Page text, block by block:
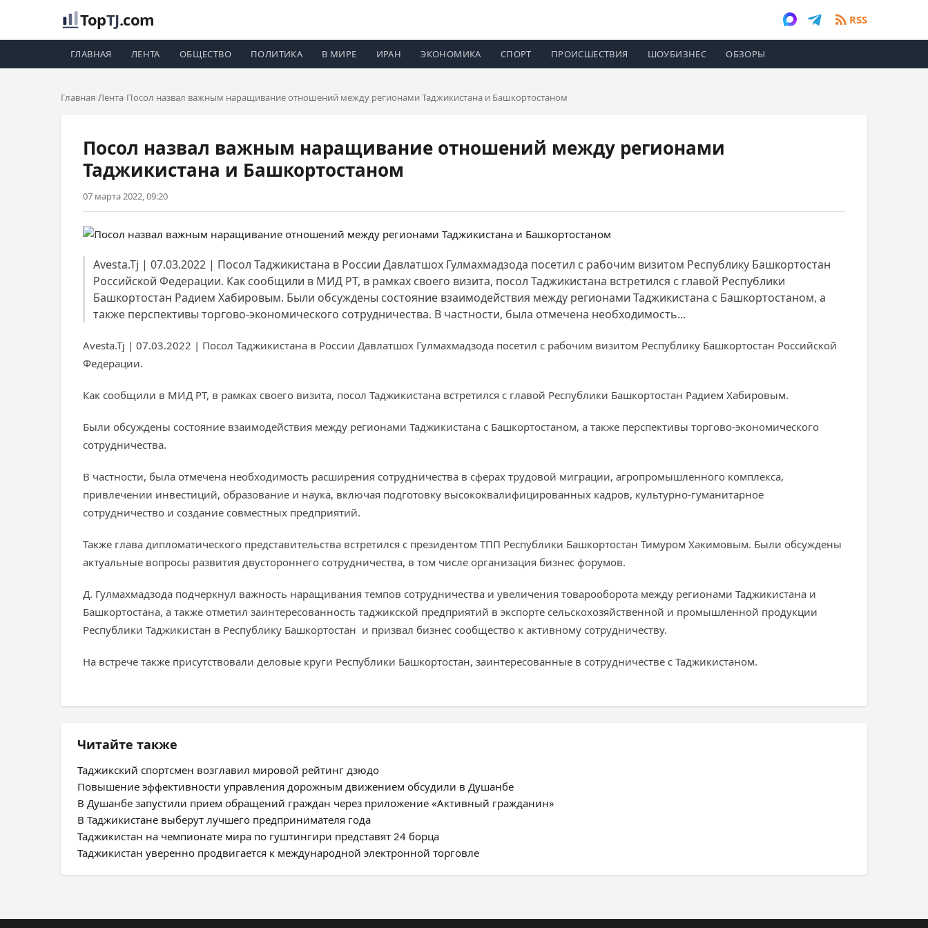
TopTJ.com RSS
ГЛАВНАЯ ЛЕНТА ОБЩЕСТВО ПОЛИТИКА В МИРЕ ИРАН ЭКОНОМИКА СПОРТ ПРОИСШЕСТВИЯ ШОУБИЗНЕС ОБЗОРЫ
Главная Лента Посол назвал важным наращивание отношений между регионами Таджикистана и Башкортостаном
Посол назвал важным наращивание отношений между регионами
Таджикистана и Башкортостаном
07 марта 2022, 09:20
Avesta.Tj | 07.03.2022 | Посол Таджикистана в России Давлатшох Гулмахмадзода посетил с рабочим визитом Республику Башкортостан
Российской Федерации. Как сообщили в МИД РТ, в рамках своего визита, посол Таджикистана встретился с главой Республики
Башкортостан Радием Хабировым. Были обсуждены состояние взаимодействия между регионами Таджикистана с Башкортостаном, а
также перспективы торгово-экономического сотрудничества. В частности, была отмечена необходимость...
Avesta.Tj | 07.03.2022 | Посол Таджикистана в России Давлатшох Гулмахмадзода посетил с рабочим визитом Республику Башкортостан Российской
Федерации.
Как сообщили в МИД РТ, в рамках своего визита, посол Таджикистана встретился с главой Республики Башкортостан Радием Хабировым.
Были обсуждены состояние взаимодействия между регионами Таджикистана с Башкортостаном, а также перспективы торгово-экономического
сотрудничества.
В частности, была отмечена необходимость расширения сотрудничества в сферах трудовой миграции, агропромышленного комплекса,
привлечении инвестиций, образование и наука, включая подготовку высококвалифицированных кадров, культурно-гуманитарное
сотрудничество и создание совместных предприятий.
Также глава дипломатического представительства встретился с президентом ТПП Республики Башкортостан Тимуром Хакимовым. Были обсуждены
актуальные вопросы развития двустороннего сотрудничества, в том числе организация бизнес форумов.
Д. Гулмахмадзода подчеркнул важность наращивания темпов сотрудничества и увеличения товарооборота между регионами Таджикистана и
Башкортостана, а также отметил заинтересованность таджикской предприятий в экспорте сельскохозяйственной и промышленной продукции
Республики Таджикистан в Республику Башкортостан и призвал бизнес сообщество к активному сотрудничеству.
На встрече также присутствовали деловые круги Республики Башкортостан, заинтересованные в сотрудничестве с Таджикистаном.
Читайте также
Таджикский спортсмен возглавил мировой рейтинг дзюдо
Повышение эффективности управления дорожным движением обсудили в Душанбе
В Душанбе запустили прием обращений граждан через приложение «Активный гражданин»
В Таджикистане выберут лучшего предпринимателя года
Таджикистан на чемпионате мира по гуштингири представят 24 борца
Таджикистан уверенно продвигается к международной электронной торговле